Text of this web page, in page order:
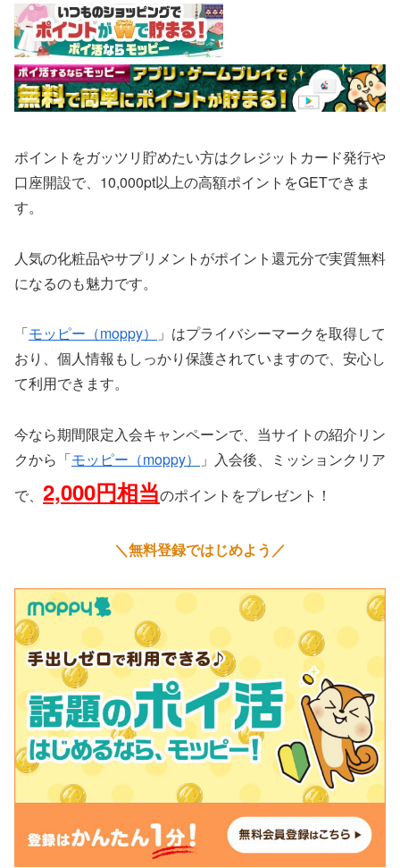
ポイントをガッツリ貯めたい方はクレジットカード発行や
口座開設で、10,000pt以上の高額ポイントをGETできま
す。
人気の化粧品やサプリメントがポイント還元分で実質無料
になるのも魅力です。
「モッピー（moppy）
」はプライバシーマークを取得して
おり、個人情報もしっかり保護されていますので、安心し
て利用できます。
今なら期間限定入会キャンペーンで、当サイトの紹介リン
クから「モッピー（moppy）
」入会後、ミッションクリア
で、 2,000円相当のポイントをプレゼント！
＼無料登録ではじめよう／